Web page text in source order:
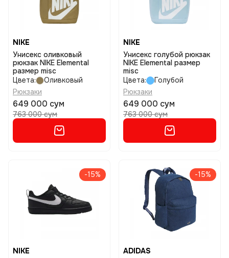
NIKE
Унисекс оливковый
рюкзак NIKE Elemental
размер misc
Цвета:
Оливковый
Рюкзаки
649 000 сум
763 000 сум
NIKE
Унисекс голубой рюкзак
NIKE Elemental размер
misc
Цвета:
Голубой
Рюкзаки
649 000 сум
763 000 сум
-15%
NIKE
-15%
ADIDAS